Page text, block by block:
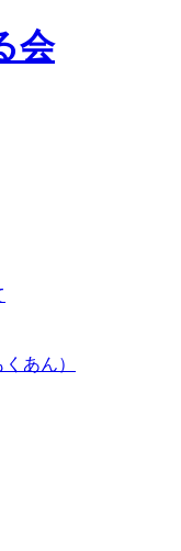
あん）